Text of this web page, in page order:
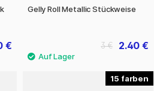
€
Gelly Roll Metallic Stückweise
2.40 €
3 €
15